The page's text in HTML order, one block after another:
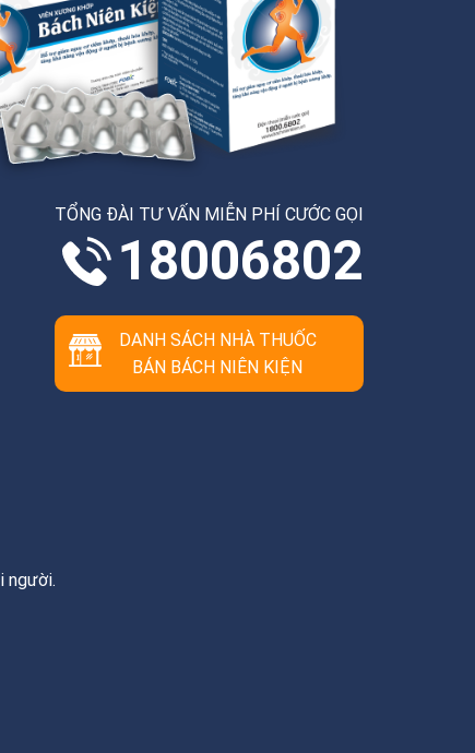
TỔNG ĐÀI TƯ VẤN MIỄN PHÍ CƯỚC GỌI
18006802
DANH SÁCH NHÀ THUỐC
BÁN BÁCH NIÊN KIỆN
người.